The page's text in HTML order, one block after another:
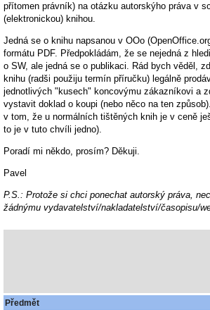
přítomen právník) na otázku autorskýho práva v
(elektronickou) knihou.
Jedná se o knihu napsanou v OOo
formátu PDF. Předpokládám, že se nejedná z
o SW, ale jedná se o publikaci. Rád bych věděl,
knihu (radši použiju termín příručku) legálně
jednotlivých "kusech" koncovýmu zákazníkovi a
vystavit doklad o koupi (nebo něco na ten
v tom, že u normálních tištěných knih je v ceně
to je v tuto chvíli jedno).
Poradí mi někdo, prosím? Děkuji.
Pavel
P.S.: Protože si chci ponechat autorský práva,
žádnýmu vydavatelství/nakladatelství/časopisu/
Předmět